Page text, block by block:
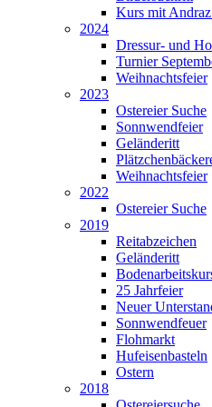
Kurs mit
2024
Dressur- und
Turnier
Weihnachtsfeier
2023
Ostereier Suche
Sonnwendfeier
Geländeritt
Weihnachtsfeier
2022
Ostereier Suche
2019
Reitabzeichen
Geländeritt
25 Jahrfeier
Neuer
Sonnwendfeuer
Flohmarkt
Hufeisenbasteln
Ostern
2018